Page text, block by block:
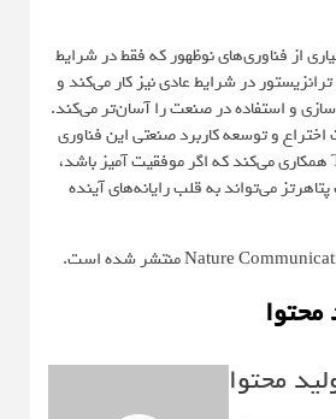
از فناوری‌های نوظهور که فقط در شرایط
در شرایط عادی نیز کار می‌کند و
و استفاده در صنعت را آسان‌تر می‌کند.
اختراع و توسعه کاربرد صنعتی این فناوری
با Tech Launch Arizona همکاری می‌کند که اگر موفقیت آمیز باشد،
می‌تواند به قلب رایانه‌های آینده
Natureمنتشر شده است.
محتوا
محتوا